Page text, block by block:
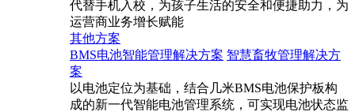
代替手机入校，为孩子生活的安全和便捷助力，为
运营商业务增长赋能
其他方案
BMS电池智能管理解决方案 智慧畜牧管理解决方
案
以电池定位为基础，结合几米BMS电池保护板构
成的新一代智能电池管理系统，可实现电池状态监